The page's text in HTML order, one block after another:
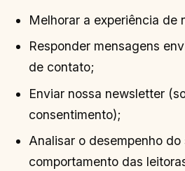
Melhorar a experiência de
Responder mensagens
de contato;
Enviar nossa newsletter
consentimento);
Analisar o desempenho
comportamento das